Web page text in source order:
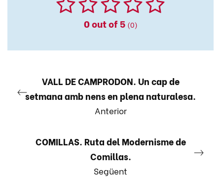
0out of 5 (0)
VALL DE CAMPRODON. Un cap de
setmana amb nens en plena naturalesa.
Anterior
COMILLAS. Ruta del Modernisme de
Comillas.
Següent